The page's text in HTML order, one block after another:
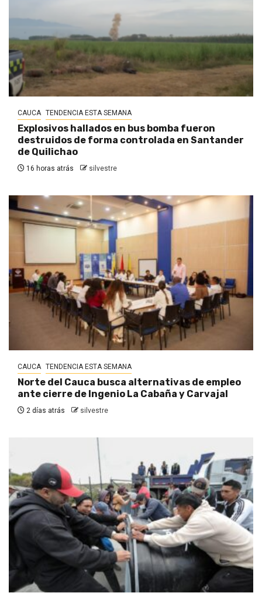
CAUCA TENDENCIA ESTA SEMANA
Explosivos hallados en bus bomba fueron
destruidos de forma controlada en Santander
de Quilichao
16 horas atrás silvestre
CAUCA TENDENCIA ESTA SEMANA
Norte del Cauca busca alternativas de empleo
ante cierre de Ingenio La Cabaña y Carvajal
2 días atrás silvestre